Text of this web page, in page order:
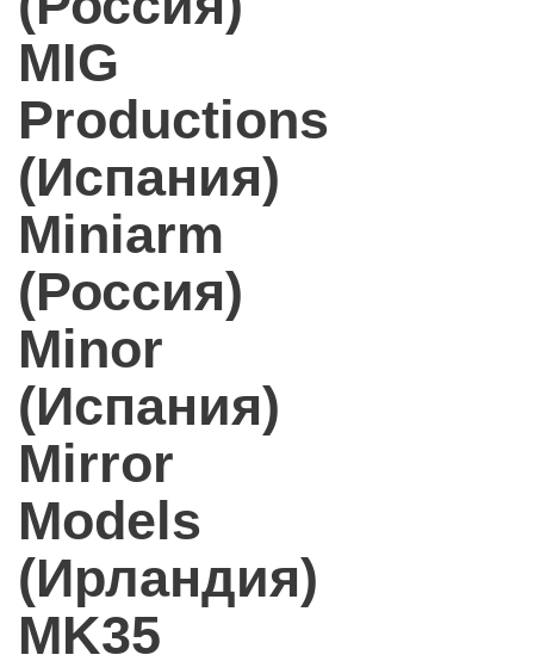
MIG
Productions
(Испания)
Miniarm
(Россия)
Minor
(Испания)
Mirror
Models
(Ирландия)
MK35